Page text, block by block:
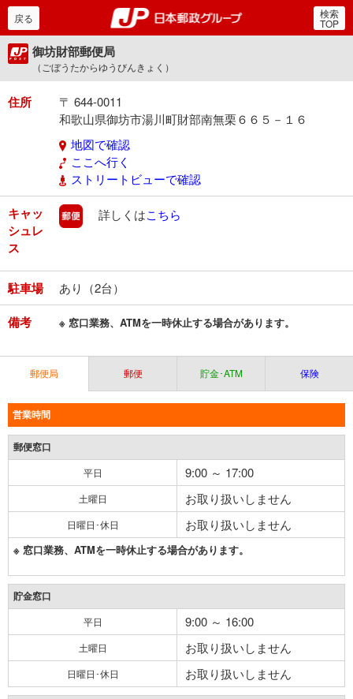
郵便局・日本郵政グルー
戻る 検索
TOP
御坊財部郵便局
（ごぼうたからゆうびんきょく）
住所
〒 644-0011
和歌山県御坊市湯川町財部南無栗６６５－１６
地図で確認
ここへ行く
ストリートビューで確認
キャッ
シュレ
ス
郵便
詳しくはこちら
駐車場 あり（2台）
備考 ※ 窓口業務、ATMを一時休止する場合があります。
郵便局 郵便 貯金･ATM 保険
営業時間
郵便窓口
平日 9:00 ～ 17:00
土曜日 お取り扱いしません
日曜日･休日 お取り扱いしません
※ 窓口業務、ATMを一時休止する場合があります。
貯金窓口
平日 9:00 ～ 16:00
土曜日 お取り扱いしません
日曜日･休日 お取り扱いしません